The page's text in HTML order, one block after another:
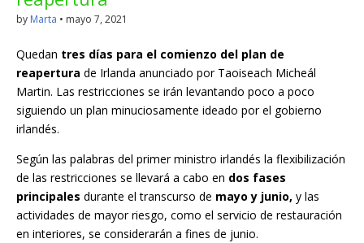
Irlanda
Blog dedicado a los que viven, estudian y trabajan en
Irlanda!
by Marta • mayo 7, 2021
Quedan tres días para el comienzo del plan de
reapertura de Irlanda anunciado por Taoiseach Micheál
Martin. Las restricciones se irán levantando poco a poco
siguiendo un plan minuciosamente ideado por el gobierno
irlandés.
Según las palabras del primer ministro irlandés la flexibilización
de las restricciones se llevará a cabo en dos fases
principales durante el transcurso de mayo y junio, y las
actividades de mayor riesgo, como el servicio de restauración
en interiores, se considerarán a fines de junio.